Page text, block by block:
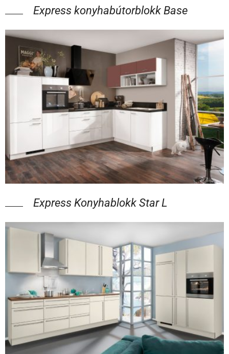
Express konyhabútorblokk Base
Express Konyhablokk Star L